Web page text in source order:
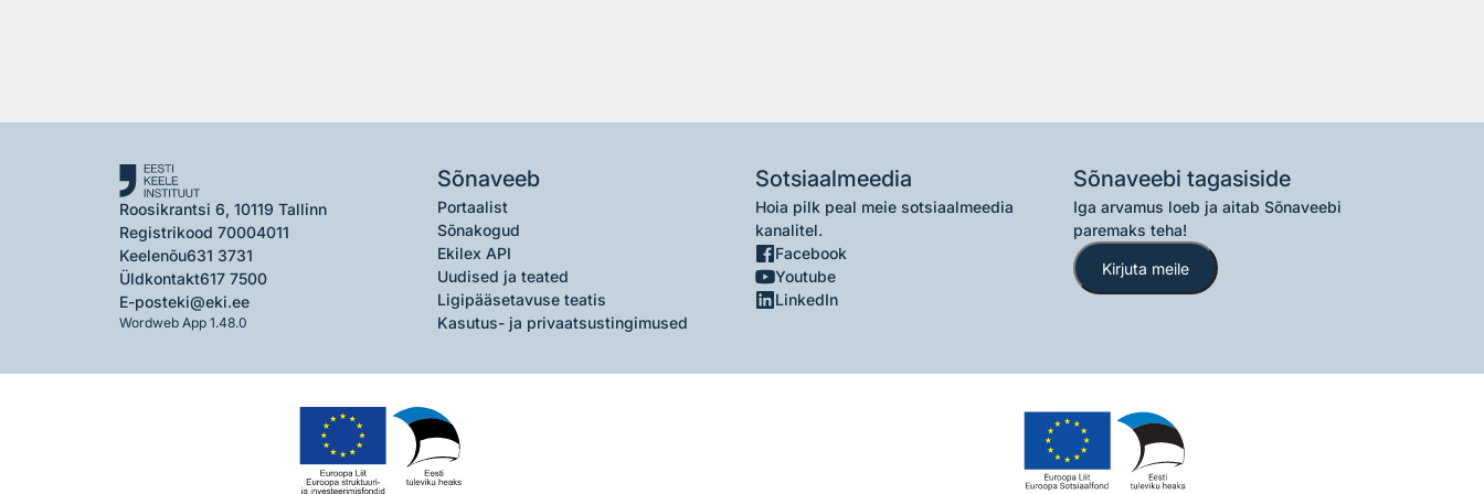
Roosikrantsi 6, 10119 Tallinn
Registrikood 70004011
Keelenõu631 3731
Üldkontakt617 7500
E-posteki@eki.ee
Wordweb App 1.48.0
Sõnaveeb
Portaalist
Sõnakogud
Ekilex API
Uudised ja teated
Ligipääsetavuse teatis
Kasutus- ja privaatsustingimused
Sotsiaalmeedia
Hoia pilk peal meie sotsiaalmeedia
kanalitel.
Facebook
Youtube
LinkedIn
Sõnaveebi tagasiside
Iga arvamus loeb ja aitab Sõnaveebi
paremaks teha!
Kirjuta meile